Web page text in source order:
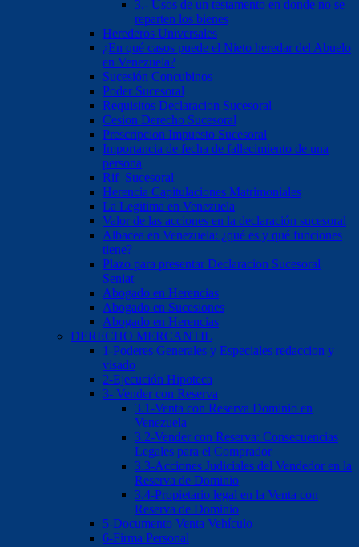
3.- Usos de un testamento en donde no se
reparten los bienes
Herederos Universales
¿En qué casos puede el Nieto heredar del Abuelo
en Venezuela?
Sucesión Concubinos
Poder Sucesoral
Requisitos Declaracion Sucesoral
Cesion Derecho Sucesoral
Prescripcion Impuesto Sucesoral
Importancia de fecha de fallecimiento de una
persona
Rif Sucesoral
Herencia Capitulaciones Matrimoniales
La Legitima en Venezuela
Valor de las acciones en la declaración sucesoral
Albacea en Venezuela: ¿qué es y qué funciones
tiene?
Plazo para presentar Declaracion Sucesoral
Seniat
Abogado en Herencias
Abogado en Sucesiones
Abogado en Herencias
DERECHO MERCANTIL
1-Poderes Generales y Especiales redaccion y
visado
2-Ejecución Hipoteca
3- Vender con Reserva
3.1-Venta con Reserva Dominio en
Venezuela
3.2-Vender con Reserva: Consecuencias
Legales para el Comprador
3.3-Acciones Judiciales del Vendedor en la
Reserva de Dominio
3.4-Propietario legal en la Venta con
Reserva de Dominio
5-Documento Venta Vehículo
6-Firma Personal